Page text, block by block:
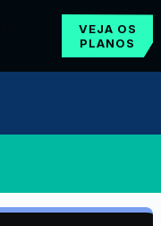
VEJA OS
PLANOS